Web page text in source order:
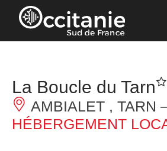
Panneau de gestion des cookies
La Boucle du Tarn
AMBIALET , TARN
HÉBERGEMENT